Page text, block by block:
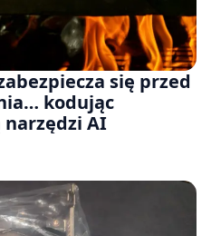
się przed
kodując
narzędzi AI